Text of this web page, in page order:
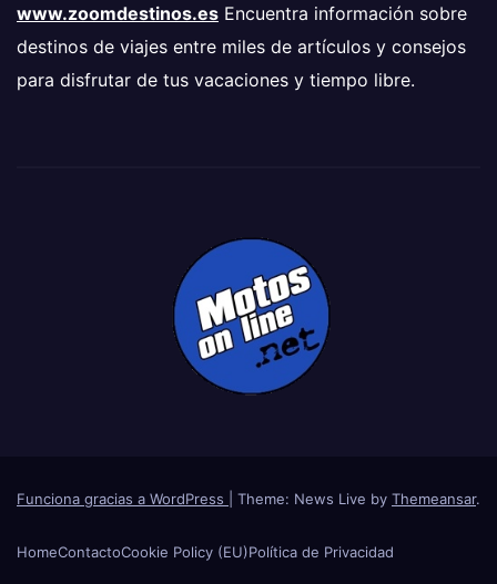
www.zoomdestinos.es Encuentra información sobre
destinos de viajes entre miles de artículos y consejos
para disfrutar de tus vacaciones y tiempo libre.
Funciona gracias a WordPress Theme: News Live by Themeansar.
HomeContactoCookie Policy (EU)Política de Privacidad